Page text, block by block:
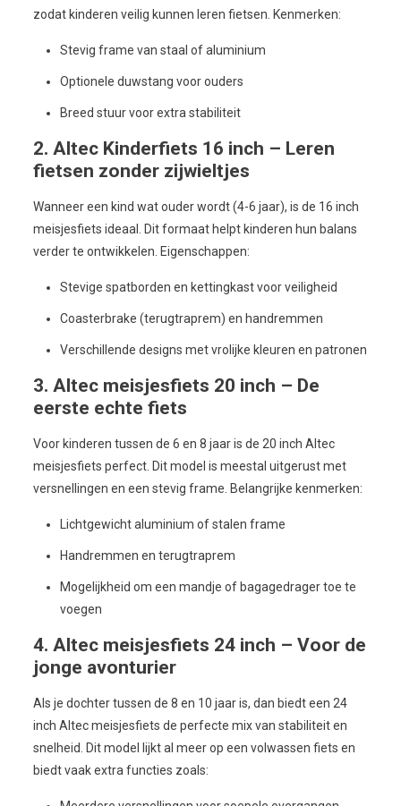
zodat kinderen veilig kunnen leren fietsen. Kenmerken:
Stevig frame van staal of aluminium
Optionele duwstang voor ouders
Breed stuur voor extra stabiliteit
2. Altec Kinderfiets 16 inch – Leren
fietsen zonder zijwieltjes
Wanneer een kind wat ouder wordt (4-6 jaar), is de 16 inch
meisjesfiets ideaal. Dit formaat helpt kinderen hun balans
verder te ontwikkelen. Eigenschappen:
Stevige spatborden en kettingkast voor veiligheid
Coasterbrake (terugtraprem) en handremmen
Verschillende designs met vrolijke kleuren en patronen
3. Altec meisjesfiets 20 inch – De
eerste echte fiets
Voor kinderen tussen de 6 en 8 jaar is de 20 inch Altec
meisjesfiets perfect. Dit model is meestal uitgerust met
versnellingen en een stevig frame. Belangrijke kenmerken:
Lichtgewicht aluminium of stalen frame
Handremmen en terugtraprem
Mogelijkheid om een mandje of bagagedrager toe te
voegen
4. Altec meisjesfiets 24 inch – Voor de
jonge avonturier
Als je dochter tussen de 8 en 10 jaar is, dan biedt een 24
inch Altec meisjesfiets de perfecte mix van stabiliteit en
snelheid. Dit model lijkt al meer op een volwassen fiets en
biedt vaak extra functies zoals: